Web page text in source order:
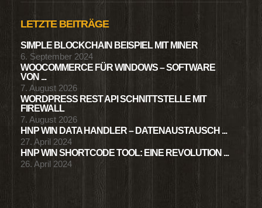
LETZTE BEITRÄGE
SIMPLE BLOCKCHAIN BEISPIEL MIT MINER
6. September 2024
WOOCOMMERCE FÜR WINDOWS – SOFTWARE
VON ...
7. August 2026
WORDPRESS REST API SCHNITTSTELLE MIT
FIREWALL
7. August 2026
HNP WIN DATA HANDLER – DATENAUSTAUSCH ...
27. April 2024
HNP WIN SHORTCODE TOOL: EINE REVOLUTION ...
26. April 2024